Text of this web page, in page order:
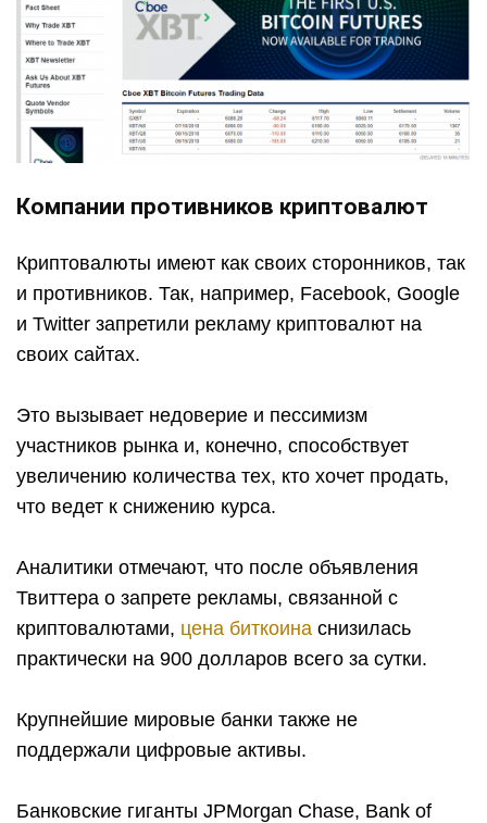
Компании противников криптовалют
Криптовалюты имеют как своих сторонников, так
и противников. Так, например, Facebook, Google
и Twitter запретили рекламу криптовалют на
своих сайтах.
Это вызывает недоверие и пессимизм
участников рынка и, конечно, способствует
увеличению количества тех, кто хочет продать,
что ведет к снижению курса.
Аналитики отмечают, что после объявления
Твиттера о запрете рекламы, связанной с
криптовалютами, цена биткоина снизилась
практически на 900 долларов всего за сутки.
Крупнейшие мировые банки также не
поддержали цифровые активы.
Банковские гиганты JPMorgan Chase, Bank of